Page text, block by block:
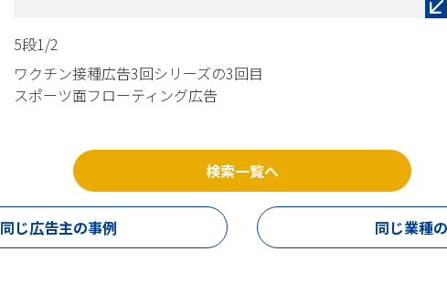
5段1/2
ワクチン接種広告3回シリーズの3回目
スポーツ面フローティング広告
検索一覧へ
同じ広告主の事例 同じ業種